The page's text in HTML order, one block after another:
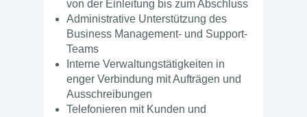
von der Einleitung bis zum Abschluss
Administrative Unterstützung des
Business Management- und Support-
Teams
Interne Verwaltungstätigkeiten in
enger Verbindung mit Aufträgen und
Ausschreibungen
Telefonieren mit Kunden und